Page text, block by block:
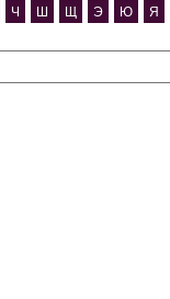
Ч Ш Щ Э Ю Я